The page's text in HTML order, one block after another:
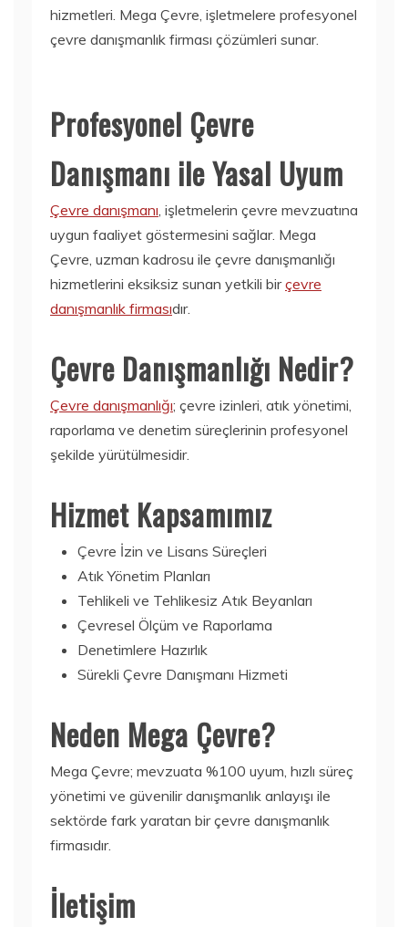
hizmetleri. Mega Çevre, işletmelere profesyonel
çevre danışmanlık firması çözümleri sunar.
Profesyonel Çevre
Danışmanı ile Yasal Uyum
Çevre danışmanı , işletmelerin çevre mevzuatına
uygun faaliyet göstermesini sağlar. Mega
Çevre, uzman kadrosu ile çevre danışmanlığı
hizmetlerini eksiksiz sunan yetkili birçevre
danışmanlık firmasıdır.
Çevre Danışmanlığı Nedir?
Çevre danışmanlığı; çevre izinleri, atık yönetimi,
raporlama ve denetim süreçlerinin profesyonel
şekilde yürütülmesidir.
Hizmet Kapsamımız
Çevre İzin ve Lisans Süreçleri
Atık Yönetim Planları
Tehlikeli ve Tehlikesiz Atık Beyanları
Çevresel Ölçüm ve Raporlama
Denetimlere Hazırlık
Sürekli Çevre Danışmanı Hizmeti
Neden Mega Çevre?
Mega Çevre; mevzuata %100 uyum, hızlı süreç
yönetimi ve güvenilir danışmanlık anlayışı ile
sektörde fark yaratan bir çevre danışmanlık
firmasıdır.
İletişim